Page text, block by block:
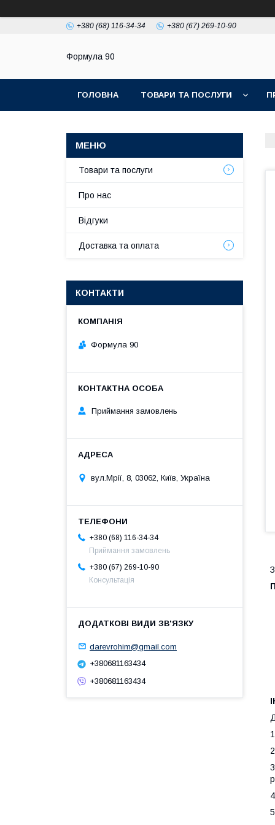
+380 (68) 116-34-34 +380 (67) 269-10-90
Формула 90
ГОЛОВНА ТОВАРИ ТА ПОСЛУГИ
Товари та послуги
Про нас
Відгуки
Доставка та оплата
КОНТАКТИ
Формула 90
Приймання замовлень
вул.Мрії, 8, 03062, Київ, Україна
+380 (68) 116-34-34
Приймання замовлень
+380 (67) 269-10-90
Консультація
darevrohim@gmail.com
+380681163434
+380681163434